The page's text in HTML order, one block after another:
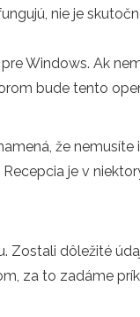
nie je
Windows. Ak
bude tento
že
je v
dôležité
za to zadáme